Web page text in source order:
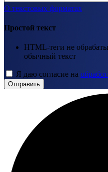
О текстовых форматах
Простой текст
HTML-теги не
обычный текст
Я даю согласие на
Отправить